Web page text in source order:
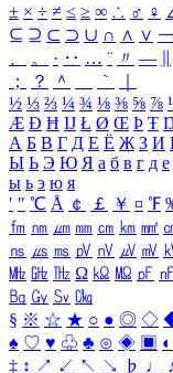
± × ÷ ≠ ≤ ≥ ∞ ∴ ♂ ♀
⊆ ⊇ ⊂ ⊃ ∪ ∩ ∧ ∨ ￢
、
。 · ‥ … ¨ 〃 ―
；
？ ＾ ｀
½ ⅓ ⅔ ¼ ¾ ⅛ ⅜ ⅝ ⅞ ¹
Æ Ð Ħ Ĳ Ł Ø Œ Þ Ŧ Ŋ
А Б В Г Д Е Ё Ж З И
Ы Ь Э Ю Я а б в г д е
ы ь э ю я
′ ″ ℃ Å ￠ ￡ ￥ ¤ ℉
㎙ ㎚ ㎛ ㎜ ㎝ ㎞ ㎟
㎱ ㎲ ㎳ ㎴ ㎵ ㎶ ㎷
㎒ ㎓ ㎔ Ω ㏀ ㏁ ㎊ ㎋
㏃ ㏉ ㏜ ㏆
§ ※ ☆ ★ ○ ● ◎ ◇
♠ ♡ ♥ ♧ ♣ ⊙ ◈ ▣ ◐
‡ ↕ ↗ ↙ ↖ ↘ ♭ ♩